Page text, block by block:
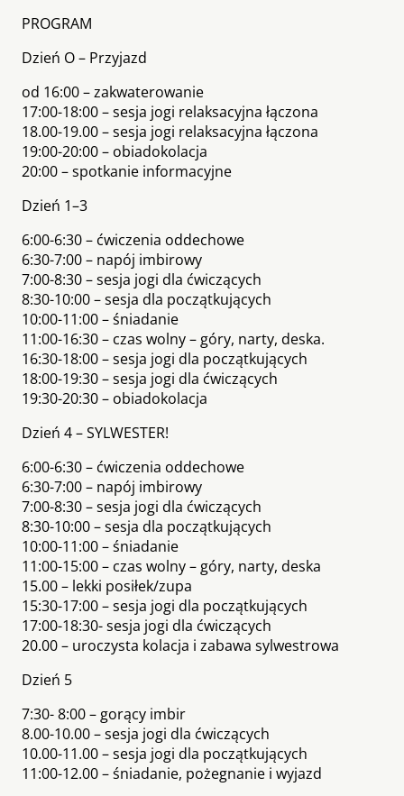
PROGRAM
Dzień O – Przyjazd
od 16:00 – zakwaterowanie
17:00-18:00 – sesja jogi relaksacyjna łączona
18.00-19.00 – sesja jogi relaksacyjna łączona
19:00-20:00 – obiadokolacja
20:00 – spotkanie informacyjne
Dzień 1–3
6:00-6:30 – ćwiczenia oddechowe
6:30-7:00 – napój imbirowy
7:00-8:30 – sesja jogi dla ćwiczących
8:30-10:00 – sesja dla początkujących
10:00-11:00 – śniadanie
11:00-16:30 – czas wolny – góry, narty, deska.
16:30-18:00 – sesja jogi dla początkujących
18:00-19:30 – sesja jogi dla ćwiczących
19:30-20:30 – obiadokolacja
Dzień 4 – SYLWESTER!
6:00-6:30 – ćwiczenia oddechowe
6:30-7:00 – napój imbirowy
7:00-8:30 – sesja jogi dla ćwiczących
8:30-10:00 – sesja dla początkujących
10:00-11:00 – śniadanie
11:00-15:00 – czas wolny – góry, narty, deska
15.00 – lekki posiłek/zupa
15:30-17:00 – sesja jogi dla początkujących
17:00-18:30- sesja jogi dla ćwiczących
20.00 – uroczysta kolacja i zabawa sylwestrowa
Dzień 5
7:30- 8:00 – gorący imbir
8.00-10.00 – sesja jogi dla ćwiczących
10.00-11.00 – sesja jogi dla początkujących
11:00-12.00 – śniadanie, pożegnanie i wyjazd